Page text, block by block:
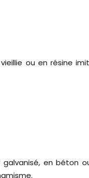
ou en résine
en béton